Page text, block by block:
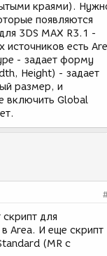
краями).
появляются
3DS MAX R3.1 -
источников есть
- задает форму
Height) - задает
размер, и
включить Global
скрипт для
Area. И еще скрипт
(MR c